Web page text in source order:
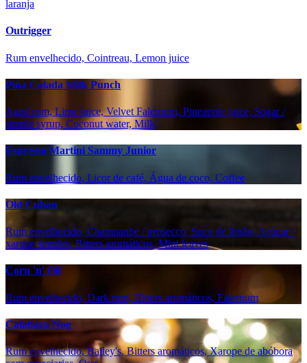
laranja
Outrigger
Rum envelhecido, Cointreau, Lemon juice
Piña Colada Milk Punch
Aged rum, Lime juice, Velvet Falernum, Pineapple juice, Sugar /
simple syrup, Coconut water, Milk
Espresso Martini Sammy Junior
Rum envelhecido, Licor de café, Água de coco, Coffee
Old Cuban
Rum envelhecido, Champanhe / prosecco, Suco de limão, Açúcar /
xarope simples, Bitters aromáticos, Mint leaves
Corn 'n' Oil
Rum envelhecido, Dark rum, Bitters aromáticos, Falernum
Calabaza Nog
Rum envelhecido, Bailey's, Bitters aromáticos, Xarope de abóbora